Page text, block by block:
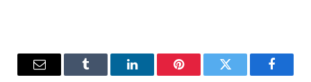
فيسبوكتويتر بينتيريستلينكدإن Tumblrالبريد